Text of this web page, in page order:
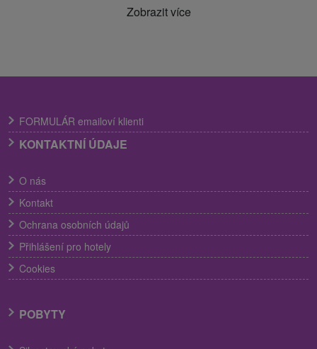
Zobrazit více
FORMULÁR emailoví klienti
KONTAKTNÍ ÚDAJE
O nás
Kontakt
Ochrana osobních údajů
Přihlášení pro hotely
Cookies
POBYTY